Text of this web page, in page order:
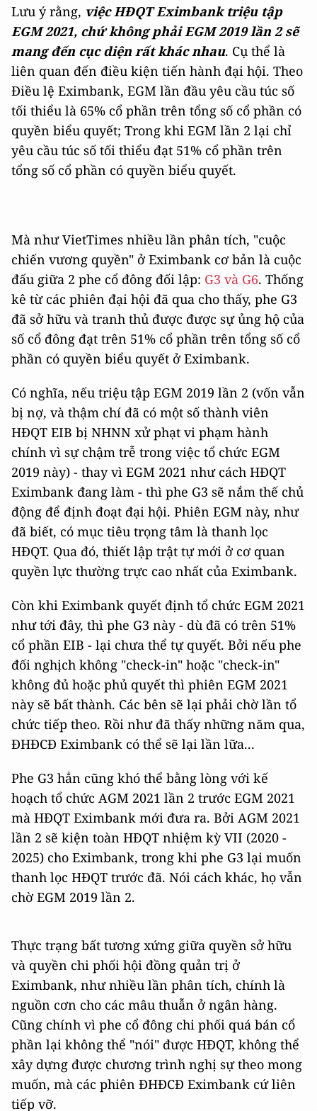
Lưu ý rằng, việc HĐQT Eximbank triệu tập
EGM 2021, chứ không phải EGM 2019 lần 2 sẽ
mang đến cục diện rất khác nhau. Cụ thể là
liên quan đến điều kiện tiến hành đại hội. Theo
Điều lệ Eximbank, EGM lần đầu yêu cầu túc số
tối thiểu là 65% cổ phần trên tổng số cổ phần có
quyền biểu quyết; Trong khi EGM lần 2 lại chỉ
yêu cầu túc số tối thiểu đạt 51% cổ phần trên
tổng số cổ phần có quyền biểu quyết.
Mà như VietTimes nhiều lần phân tích, "cuộc
chiến vương quyền" ở Eximbank cơ bản là cuộc
đấu giữa 2 phe cổ đông đối lập: G3 và G6. Thống
kê từ các phiên đại hội đã qua cho thấy, phe G3
đã sở hữu và tranh thủ được được sự ủng hộ của
số cổ đông đạt trên 51% cổ phần trên tổng số cổ
phần có quyền biểu quyết ở Eximbank.
Có nghĩa, nếu triệu tập EGM 2019 lần 2 (vốn vẫn
bị nợ, và thậm chí đã có một số thành viên
HĐQT EIB bị NHNN xử phạt vi phạm hành
chính vì sự chậm trễ trong việc tổ chức EGM
2019 này) - thay vì EGM 2021 như cách HĐQT
Eximbank đang làm - thì phe G3 sẽ nắm thế chủ
động để định đoạt đại hội. Phiên EGM này, như
đã biết, có mục tiêu trọng tâm là thanh lọc
HĐQT. Qua đó, thiết lập trật tự mới ở cơ quan
quyền lực thường trực cao nhất của Eximbank.
Còn khi Eximbank quyết định tổ chức EGM 2021
như tới đây, thì phe G3 này - dù đã có trên 51%
cổ phần EIB - lại chưa thể tự quyết. Bởi nếu phe
đối nghịch không "check-in" hoặc "check-in"
không đủ hoặc phủ quyết thì phiên EGM 2021
này sẽ bất thành. Các bên sẽ lại phải chờ lần tổ
chức tiếp theo. Rồi như đã thấy những năm qua,
ĐHĐCĐ Eximbank có thể sẽ lại lần lữa...
Phe G3 hẳn cũng khó thể bằng lòng với kế
hoạch tổ chức AGM 2021 lần 2 trước EGM 2021
mà HĐQT Eximbank mới đưa ra. Bởi AGM 2021
lần 2 sẽ kiện toàn HĐQT nhiệm kỳ VII (2020 -
2025) cho Eximbank, trong khi phe G3 lại muốn
thanh lọc HĐQT trước đã. Nói cách khác, họ vẫn
chờ EGM 2019 lần 2.
Thực trạng bất tương xứng giữa quyền sở hữu
và quyền chi phối hội đồng quản trị ở
Eximbank, như nhiều lần phân tích, chính là
nguồn cơn cho các mâu thuẫn ở ngân hàng.
Cũng chính vì phe cổ đông chi phối quá bán cổ
phần lại không thể "nói" được HĐQT, không thể
xây dựng được chương trình nghị sự theo mong
muốn, mà các phiên ĐHĐCĐ Eximbank cứ liên
tiếp vỡ.